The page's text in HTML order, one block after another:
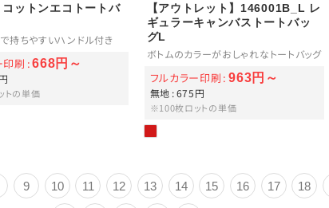
ットンエコトートバ
持ちやすいハンドル付き
印刷 668円～
トの単価
【アウトレット】146001B_L レ
ギュラーキャンバストートバッ
グL
ボトムのカラーがおしゃれなトートバッグ
無地 675円
フルカラー印刷 963円～
※100枚ロットの単価
9 10 11 12 13 14 15 16 17 18